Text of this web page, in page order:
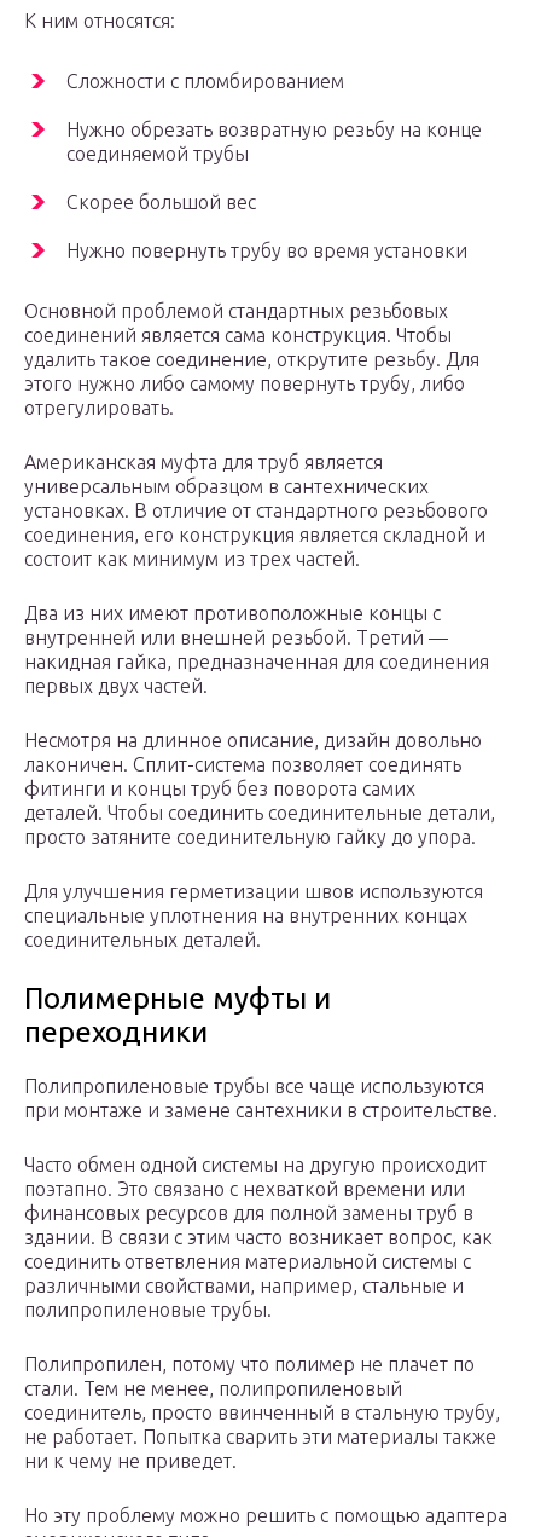
К ним относятся:
Сложности с пломбированием
Нужно обрезать возвратную резьбу на конце
соединяемой трубы
Скорее большой вес
Нужно повернуть трубу во время установки
Основной проблемой стандартных резьбовых
соединений является сама конструкция. Чтобы
удалить такое соединение, открутите резьбу. Для
этого нужно либо самому повернуть трубу, либо
отрегулировать.
Американская муфта для труб является
универсальным образцом в сантехнических
установках. В отличие от стандартного резьбового
соединения, его конструкция является складной и
состоит как минимум из трех частей.
Два из них имеют противоположные концы с
внутренней или внешней резьбой. Третий —
накидная гайка, предназначенная для соединения
первых двух частей.
Несмотря на длинное описание, дизайн довольно
лаконичен. Сплит-система позволяет соединять
фитинги и концы труб без поворота самих
деталей. Чтобы соединить соединительные детали,
просто затяните соединительную гайку до упора.
Для улучшения герметизации швов используются
специальные уплотнения на внутренних концах
соединительных деталей.
Полимерные муфты и
переходники
Полипропиленовые трубы все чаще используются
при монтаже и замене сантехники в строительстве.
Часто обмен одной системы на другую происходит
поэтапно. Это связано с нехваткой времени или
финансовых ресурсов для полной замены труб в
здании. В связи с этим часто возникает вопрос, как
соединить ответвления материальной системы с
различными свойствами, например, стальные и
полипропиленовые трубы.
Полипропилен, потому что полимер не плачет по
стали. Тем не менее, полипропиленовый
соединитель, просто ввинченный в стальную трубу,
не работает. Попытка сварить эти материалы также
ни к чему не приведет.
Но эту проблему можно решить с помощью адаптера